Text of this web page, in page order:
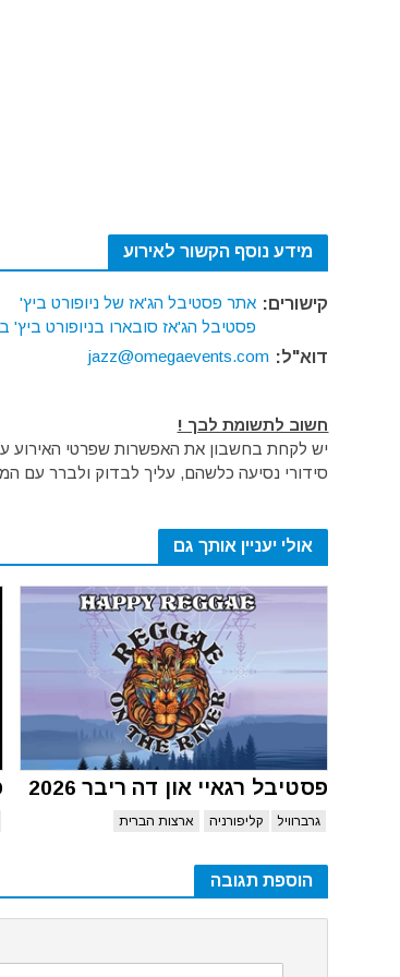
מידע נוסף הקשור לאירוע
קישורים: אתר פסטיבל הג'אז של ניופורט ביץ'
פסטיבל הג'אז סובארו בניופורט ביץ'
דוא"ל: jazz@omegaevents.com
חשוב לתשומת לבך !
יש לקחת בחשבון את האפשרות שפרטי האירוע
סידורי נסיעה כלשהם, עליך לבדוק ולברר עם
אולי יעניין אותך גם
פסטיבל רגאיי און דה ריבר 2026
גרברוויל קליפורניה ארצות הברית
הוספת תגובה